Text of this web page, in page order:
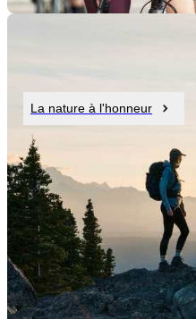
La nature à l'honneur